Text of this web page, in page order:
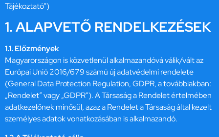
Tájékoztató”)
1. ALAPVETŐ RENDELKEZÉSEK
1.1. Előzmények
Magyarországon is közvetlenül alkalmazandóvá válik/vált az
Európai Unió 2016/679 számú új adatvédelmi rendelete
(General Data Protection Regulation, GDPR, a továbbiakban:
„Rendelet” vagy „GDPR”). A Társaság a Rendelet értelmében
adatkezelőnek minősül, azaz a Rendelet a Társaság által kezelt
személyes adatok vonatkozásában is alkalmazandó.